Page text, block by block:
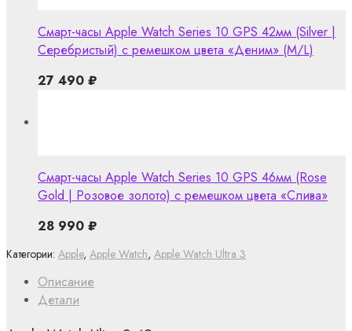
Описание
Детали
Категории: Apple, Apple Watch, Apple Watch Ultra 3
Смарт-часы Apple Watch Series 10 GPS 42мм (Silver |
Серебристый) с ремешком цвета «Деним» (M/L)
27 490 ₽
Смарт-часы Apple Watch Series 10 GPS 46мм (Rose
Gold | Розовое золото) с ремешком цвета «Слива»
28 990 ₽